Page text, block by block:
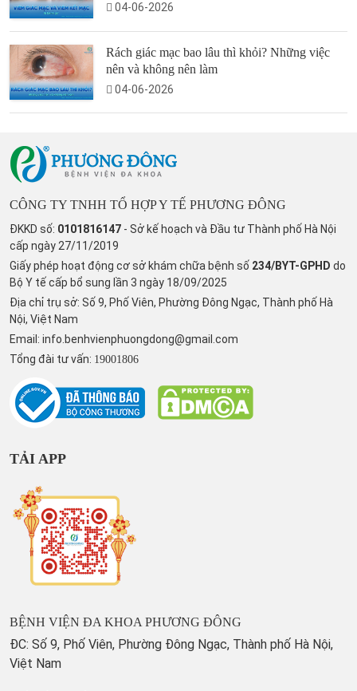
04-06-2026
Rách giác mạc bao lâu thì khỏi? Những việc
nên và không nên làm
04-06-2026
CÔNG TY TNHH TỔ HỢP Y TẾ PHƯƠNG ĐÔNG
ĐKKD số: 0101816147 - Sở kế hoạch và Đầu tư Thành phố Hà Nội
cấp ngày 27/11/2019
Giấy phép hoạt động cơ sở khám chữa bệnh số 234/BYT-GPHD do
Bộ Y tế cấp bổ sung lần 3 ngày 18/09/2025
Địa chỉ trụ sở: Số 9, Phố Viên, Phường Đông Ngạc, Thành phố Hà
Nội, Việt Nam
Email: info.benhvienphuongdong@gmail.com
Tổng đài tư vấn: 19001806
TẢI APP
BỆNH VIỆN ĐA KHOA PHƯƠNG ĐÔNG
ĐC: Số 9, Phố Viên, Phường Đông Ngạc, Thành phố Hà Nội,
Việt Nam